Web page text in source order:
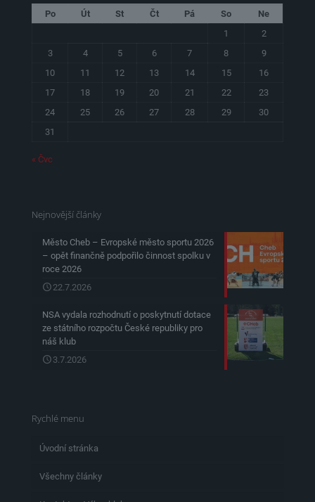
Po Út St Čt Pá So
Ne
1
2
3
4 5 6 7 8
9
10
11 12 13 14 15
16
17
18 19 20 21 22
23
24
25 26 27 28 29
30
31
« Čvc
Nejnovější články
Město Cheb – Evropské město sportu 2026
– opět finančně podpořilo činnost spolku v
roce 2026
22.7.2026
NSA vydala rozhodnutí o poskytnutí dotace
ze státního rozpočtu České republiky pro
náš klub
3.7.2026
Rychlé menu
Úvodní stránka
Všechny články